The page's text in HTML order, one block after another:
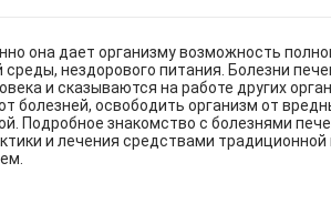
она дает организму возможность
нездорового питания. Болезни
и сказываются на работе других
болезней, освободить организм от
Подробное знакомство с болезнями
и лечения средствами